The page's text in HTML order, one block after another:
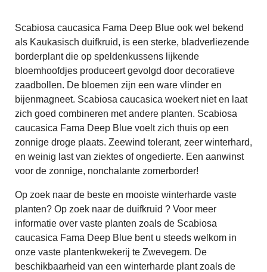
Scabiosa caucasica Fama Deep Blue ook wel bekend
als Kaukasisch duifkruid, is een sterke, bladverliezende
borderplant die op speldenkussens lijkende
bloemhoofdjes produceert gevolgd door decoratieve
zaadbollen. De bloemen zijn een ware vlinder en
bijenmagneet. Scabiosa caucasica woekert niet en laat
zich goed combineren met andere planten. Scabiosa
caucasica Fama Deep Blue voelt zich thuis op een
zonnige droge plaats. Zeewind tolerant, zeer winterhard,
en weinig last van ziektes of ongedierte. Een aanwinst
voor de zonnige, nonchalante zomerborder!
Op zoek naar de beste en mooiste winterharde vaste
planten? Op zoek naar de duifkruid ? Voor meer
informatie over vaste planten zoals de Scabiosa
caucasica Fama Deep Blue bent u steeds welkom in
onze vaste plantenkwekerij te Zwevegem. De
beschikbaarheid van een winterharde plant zoals de